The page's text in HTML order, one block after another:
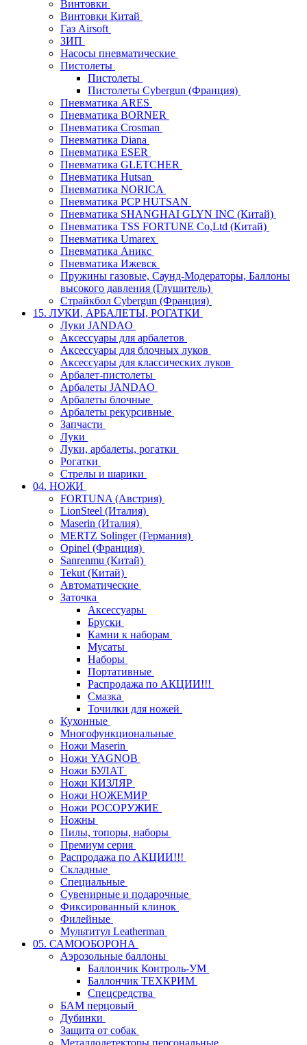
Винтовки
Винтовки Китай
Газ Airsoft
ЗИП
Насосы пневматические
Пистолеты
Пистолеты
Пистолеты Cybergun (Франция)
Пневматика ARES
Пневматика BORNER
Пневматика Crosman
Пневматика Diana
Пневматика ESER
Пневматика GLETCHER
Пневматика Hutsan
Пневматика NORICA
Пневматика PCP HUTSAN
Пневматика SHANGHAI GLYN INC (Китай)
Пневматика TSS FORTUNE Co,Ltd (Китай)
Пневматика Umarex
Пневматика Аникс
Пневматика Ижевск
Пружины газовые, Саунд-Модераторы, Баллоны
высокого давления (Глушитель)
Страйкбол Cybergun (Франция)
15. ЛУКИ, АРБАЛЕТЫ, РОГАТКИ
Луки JANDAO
Аксессуары для арбалетов
Аксессуары для блочных луков
Аксессуары для классических луков
Арбалет-пистолеты
Арбалеты JANDAO
Арбалеты блочные
Арбалеты рекурсивные
Запчасти
Луки
Луки, арбалеты, рогатки
Рогатки
Стрелы и шарики
04. НОЖИ
FORTUNA (Австрия)
LionSteel (Италия)
Maserin (Италия)
MERTZ Solinger (Германия)
Opinel (Франция)
Sanrenmu (Китай)
Tekut (Китай)
Автоматические
Заточка
Аксессуары
Бруски
Камни к наборам
Мусаты
Наборы
Портативные
Распродажа по АКЦИИ!!!
Смазка
Точилки для ножей
Кухонные
Многофункциональные
Ножи Maserin
Ножи YAGNOB
Ножи БУЛАТ
Ножи КИЗЛЯР
Ножи НОЖЕМИР
Ножи РОСОРУЖИЕ
Ножны
Пилы, топоры, наборы
Премиум серия
Распродажа по АКЦИИ!!!
Складные
Специальные
Сувенирные и подарочные
Фиксированный клинок
Филейные
Мультитул Leatherman
05. САМООБОРОНА
Аэрозольные баллоны
Баллончик Контроль-УМ
Баллончик ТЕХКРИМ
Спецсредства
БАМ перцовый
Дубинки
Защита от собак
Металлодетекторы персональные,